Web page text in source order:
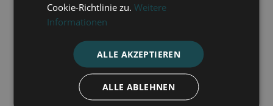
Die Kirche - ein Ort der Hoffnung in
Transnistrien
Cookie-Richtlinie zu.Weitere
Informationen
ALLE AKZEPTIEREN
ALLE ABLEHNEN